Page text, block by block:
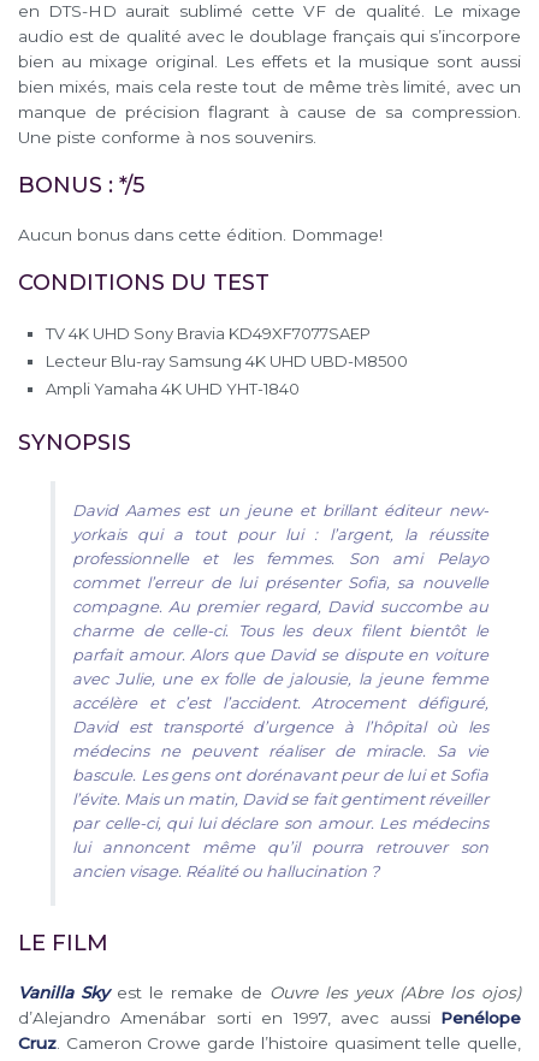
en DTS-HD aurait sublimé cette VF de qualité. Le mixage
audio est de qualité avec le doublage français qui s’incorpore
bien au mixage original. Les effets et la musique sont aussi
bien mixés, mais cela reste tout de même très limité, avec un
manque de précision flagrant à cause de sa compression.
Une piste conforme à nos souvenirs.
BONUS : */5
Aucun bonus dans cette édition. Dommage!
CONDITIONS DU TEST
TV 4K UHD Sony Bravia KD49XF7077SAEP
Lecteur Blu-ray Samsung 4K UHD UBD-M8500
Ampli Yamaha 4K UHD YHT-1840
SYNOPSIS
David Aames est un jeune et brillant éditeur new-
yorkais qui a tout pour lui : l’argent, la réussite
professionnelle et les femmes. Son ami Pelayo
commet l’erreur de lui présenter Sofia, sa nouvelle
compagne. Au premier regard, David succombe au
charme de celle-ci. Tous les deux filent bientôt le
parfait amour. Alors que David se dispute en voiture
avec Julie, une ex folle de jalousie, la jeune femme
accélère et c’est l’accident. Atrocement défiguré,
David est transporté d’urgence à l’hôpital où les
médecins ne peuvent réaliser de miracle. Sa vie
bascule. Les gens ont dorénavant peur de lui et Sofia
l’évite. Mais un matin, David se fait gentiment réveiller
par celle-ci, qui lui déclare son amour. Les médecins
lui annoncent même qu’il pourra retrouver son
ancien visage. Réalité ou hallucination ?
LE FILM
Vanilla Skyest le remake de Ouvre les yeux (Abre los ojos)
d’Alejandro Amenábar sorti en 1997, avec aussi Penélope
Cruz . Cameron Crowe garde l’histoire quasiment telle quelle,